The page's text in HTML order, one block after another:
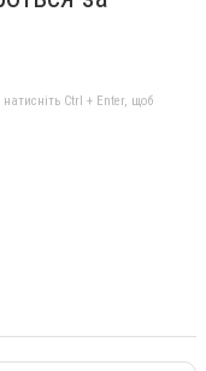
Ctrl + Enter, щоб